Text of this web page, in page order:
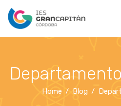
Home Blog